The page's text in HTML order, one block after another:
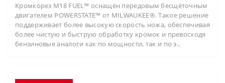
Кромкорез M18 FUEL™ оснащён передовым бесщёточным
двигателем POWERSTATE™ от MILWAUKEE®. Такое решение
поддерживает более высокую скорость ножа, обеспечивая
более чистую и быструю обработку кромок и превосходя
бензиновые аналоги как по мощности, так и по э..